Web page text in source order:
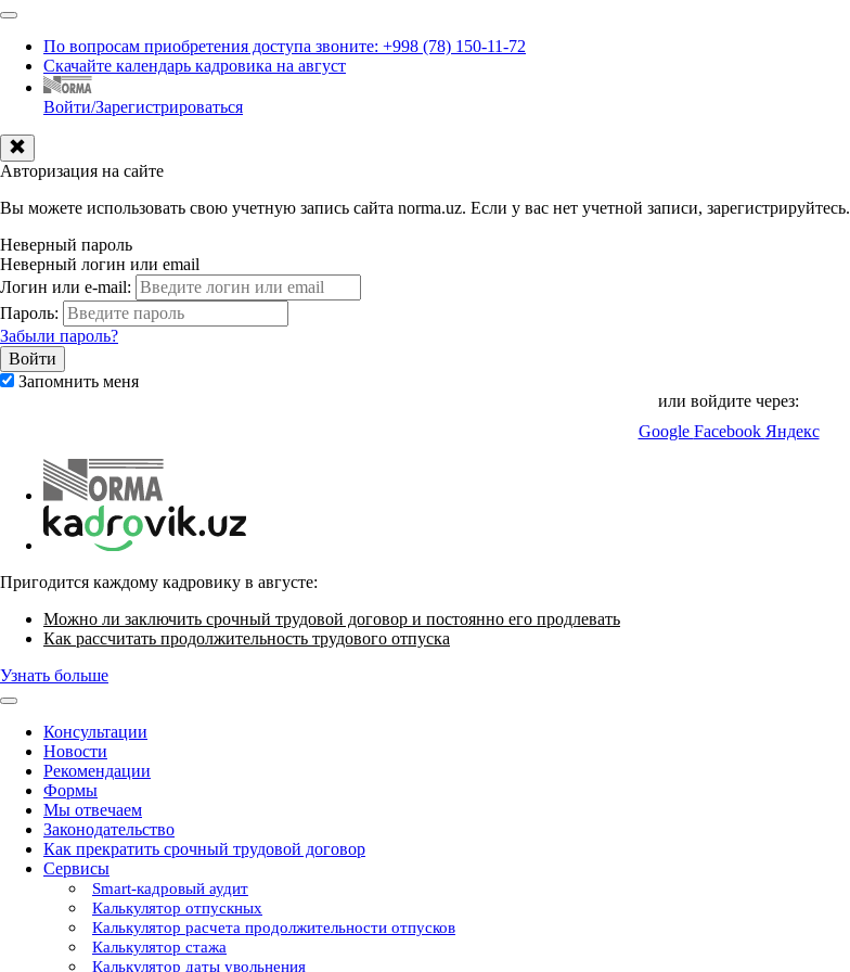
По вопросам приобретения доступа звоните: +998 (78) 150-11-72
Скачайте календарь кадровика на август
Войти/Зарегистрироваться
Авторизация на сайте
Вы можете использовать свою учетную запись сайта norma.uz. Если у вас нет учетной записи, зарегистрируйтесь.
Неверный пароль
Неверный логин или email
Логин или e-mail:
Пароль:
Забыли пароль?
Запомнить меня
или войдите через:
Google Facebook Яндекс
Пригодится каждому кадровику в августе:
Можно ли заключить срочный трудовой договор и постоянно его продлевать
Как рассчитать продолжительность трудового отпуска
Узнать больше
Консультации
Новости
Рекомендации
Формы
Мы отвечаем
Законодательство
Как прекратить срочный трудовой договор
Сервисы
Smart-кадровый аудит
Калькулятор отпускных
Калькулятор расчета продолжительности отпусков
Калькулятор стажа
Калькулятор даты увольнения